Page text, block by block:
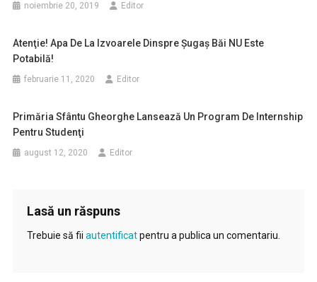
noiembrie 20, 2019 Editor
Atenţie! Apa De La Izvoarele Dinspre Şugaş Băi NU Este
Potabilă!
februarie 11, 2020 Editor
Primăria Sfântu Gheorghe Lansează Un Program De Internship
Pentru Studenţi
august 12, 2020 Editor
Lasă un răspuns
Trebuie să fii autentificatpentru a publica un comentariu.